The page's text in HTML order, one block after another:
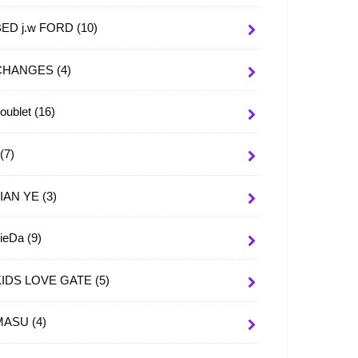
j.w FORD (10)
(4)
(16)
(7)
YE (3)
(9)
LOVE GATE (5)
(4)